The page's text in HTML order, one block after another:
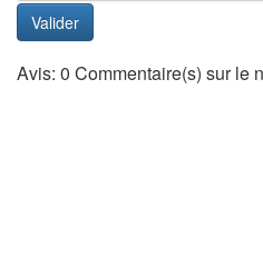
Valider
Avis: 0 Commentaire(s) sur le